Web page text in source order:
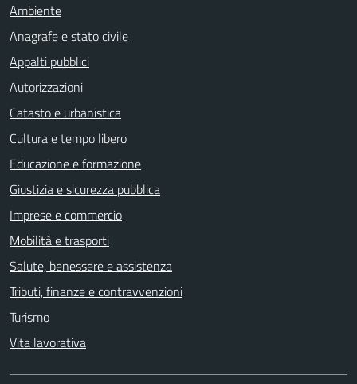
Ambiente
Anagrafe e stato civile
Appalti pubblici
Autorizzazioni
Catasto e urbanistica
Cultura e tempo libero
Educazione e formazione
Giustizia e sicurezza pubblica
Imprese e commercio
Mobilità e trasporti
Salute, benessere e assistenza
Tributi, finanze e contravvenzioni
Turismo
Vita lavorativa